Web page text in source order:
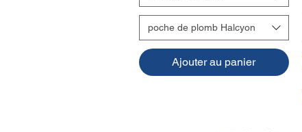
poche de plomb Halcyon
Ajouter au panier